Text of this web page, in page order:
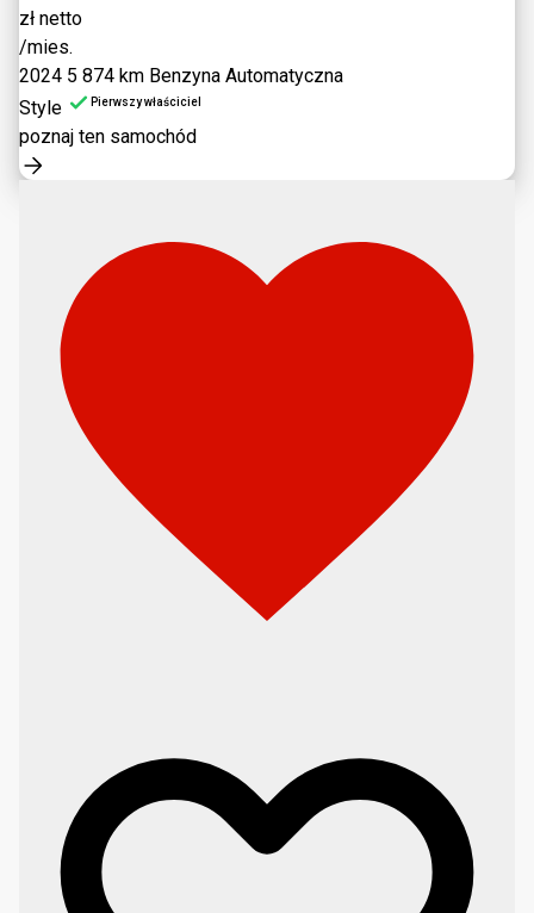
zł netto
/mies.
2024 5 874 km Benzyna Automatyczna
Style
Pierwszy właściciel
poznaj ten samochód